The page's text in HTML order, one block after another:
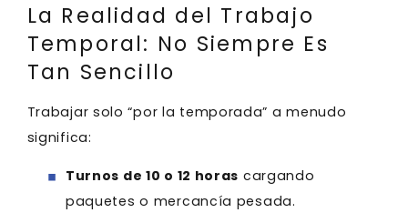
La Realidad del Trabajo
Temporal: No Siempre Es
Tan Sencillo
Trabajar solo “por la temporada” a menudo
significa:
Turnos de 10 o 12 horas cargando
paquetes o mercancía pesada.